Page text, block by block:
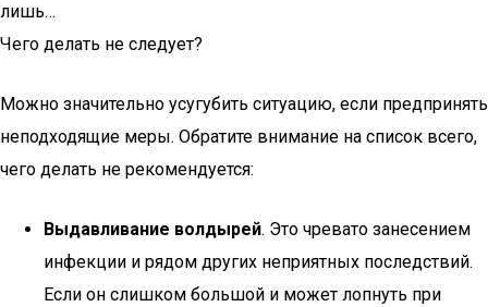
лишь…
Чего делать не следует?
Можно значительно усугубить ситуацию, если предпринять
неподходящие меры. Обратите внимание на список всего,
чего делать не рекомендуется:
Выдавливание волдырей. Это чревато занесением
инфекции и рядом других неприятных последствий.
Если он слишком большой и может лопнуть при